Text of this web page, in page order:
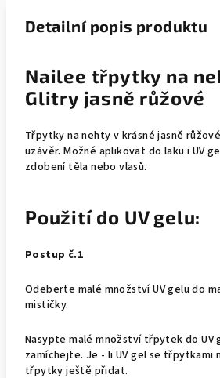
Detailní popis produktu
Nailee třpytky na
Glitry jasně růžové
Třpytky na nehty v krásné jasně
uzávěr. Možné aplikovat do laku i UV
zdobení těla nebo vlasů.
Použití do UV gelu:
Postup č.1
Odeberte malé množství UV gelu do
mističky.
Nasypte malé množství třpytek do UV
zamíchejte. Je - li UV gel se třpytkami
třpytky ještě přidat.